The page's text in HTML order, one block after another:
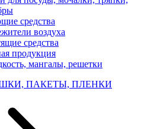
средства
воздуха
средства
продукция
мангалы, решетки
ПАКЕТЫ, ПЛЕНКИ